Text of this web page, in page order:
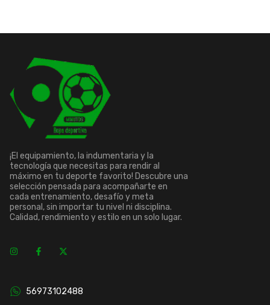
¡El equipamiento, la indumentaria y la
tecnología que necesitas para rendir al
máximo en tu deporte favorito! Descubre una
selección pensada para acompañarte en
cada entrenamiento, desafío y meta
personal, sin importar tu nivel ni disciplina.
Calidad, rendimiento y estilo en un solo lugar.
56973102488